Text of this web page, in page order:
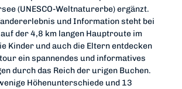
(UNESCO-Weltnaturerbe) ergänzt.
und Information steht bei
der 4,8 km langen Hauptroute im
Kinder und auch die Eltern entdecken
ein spannendes und informatives
durch das Reich der urigen Buchen.
Höhenunterschiede und 13